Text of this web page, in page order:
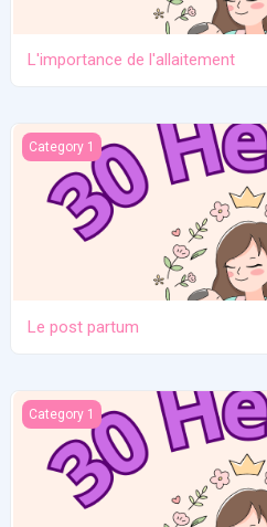
L'importance de l'allaitement
Le post partum
Category 1
Le post partum
La naissance
Category 1